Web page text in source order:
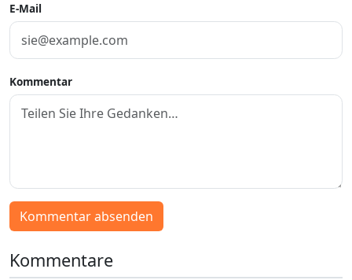
E-Mail
Kommentar
Kommentar absenden
Kommentare